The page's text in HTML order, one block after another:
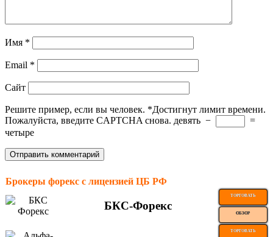
Имя *
Email *
Сайт
Решите пример, если вы человек. *Достигнут лимит времени.
Пожалуйста, введите CAPTCHA снова. девять −
=
четыре
Брокеры форекс с лицензией ЦБ РФ
БКС-Форекс
ТОРГОВАТЬ
ОБЗОР
ТОРГОВАТЬ